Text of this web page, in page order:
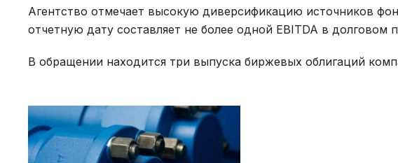
Агентство отмечает высокую диверсификацию источников
отчетную дату составляет не более одной EBITDA в долговом
В обращении находится три выпуска биржевых облигаций